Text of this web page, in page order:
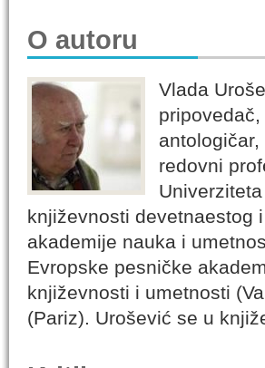
O autoru
Vlada
redovni
književnosti devetnaestog
akademije nauka i
Evropske pesničke
književnosti i umetnosti
(Pariz). Urošević se u